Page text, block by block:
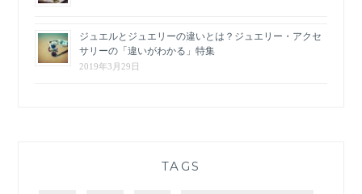
ジュエルとジュエリーの違いとは？ジュエリー・アクセ
サリーの「違いがわかる」特集
2019年3月29日
TAGS